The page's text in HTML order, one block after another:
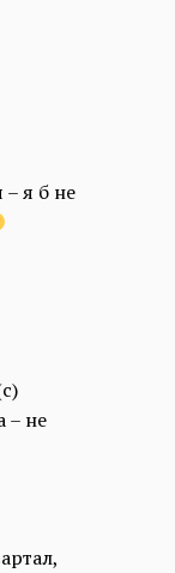
я б не
– не